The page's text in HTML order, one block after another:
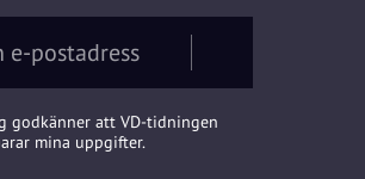
godkänner att VD-tidningen
mina uppgifter.